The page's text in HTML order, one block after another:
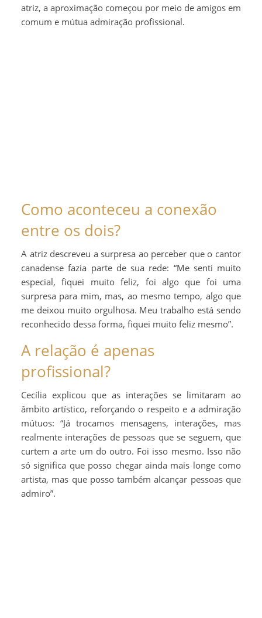
atriz, a aproximação começou por meio de amigos em
comum e mútua admiração profissional.
Como aconteceu a conexão
entre os dois?
A atriz descreveu a surpresa ao perceber que o cantor
canadense fazia parte de sua rede: “Me senti muito
especial, fiquei muito feliz, foi algo que foi uma
surpresa para mim, mas, ao mesmo tempo, algo que
me deixou muito orgulhosa. Meu trabalho está sendo
reconhecido dessa forma, fiquei muito feliz mesmo”.
A relação é apenas
profissional?
Cecília explicou que as interações se limitaram ao
âmbito artístico, reforçando o respeito e a admiração
mútuos: “Já trocamos mensagens, interações, mas
realmente interações de pessoas que se seguem, que
curtem a arte um do outro. Foi isso mesmo. Isso não
só significa que posso chegar ainda mais longe como
artista, mas que posso também alcançar pessoas que
admiro”.